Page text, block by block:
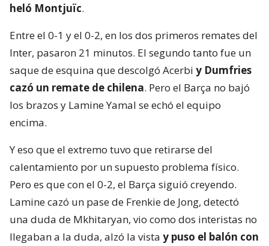
heló Montjuïc.
Entre el 0-1 y el 0-2, en los dos primeros remates del
Inter, pasaron 21 minutos. El segundo tanto fue un
saque de esquina que descolgó Acerbi y Dumfries
cazó un remate de chilena. Pero el Barça no bajó
los brazos y Lamine Yamal se echó el equipo
encima.
Y eso que el extremo tuvo que retirarse del
calentamiento por un supuesto problema físico.
Pero es que con el 0-2, el Barça siguió creyendo.
Lamine cazó un pase de Frenkie de Jong, detectó
una duda de Mkhitaryan, vio como dos interistas no
llegaban a la duda, alzó la vista y puso el balón con